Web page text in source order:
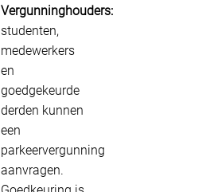
Vergunninghouders:
studenten,
medewerkers
en
goedgekeurde
derden kunnen
een
parkeervergunning
aanvragen.